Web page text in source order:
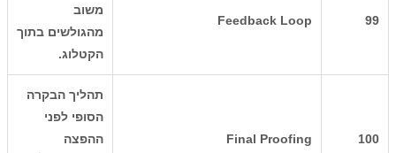
99
Feedback Loop
משוב
מהגולשים בתוך
הקטלוג.
100
Final Proofing
תהליך הבקרה
הסופי לפני
ההפצה